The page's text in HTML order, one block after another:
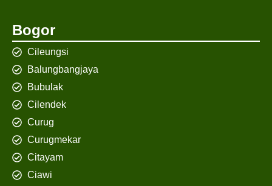
Bogor
Cileungsi
Balungbangjaya
Bubulak
Cilendek
Curug
Curugmekar
Citayam
Ciawi